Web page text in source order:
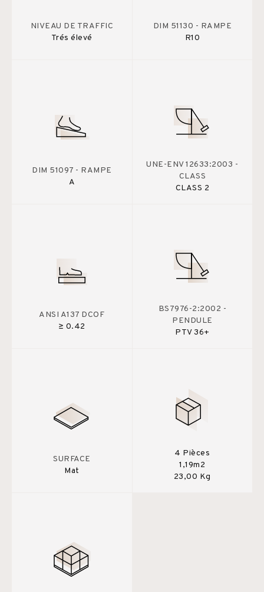
NIVEAU DE TRAFFIC
Trés élevé
DIM 51130 - RAMPE
R10
DIM 51097 - RAMPE
A
UNE-ENV 12633:2003 -
CLASS
CLASS 2
ANSI A137 DCOF
≥ 0.42
BS7976-2:2002 -
PENDULE
PTV 36+
SURFACE
Mat
4 Pièces
1,19m2
23,00 Kg